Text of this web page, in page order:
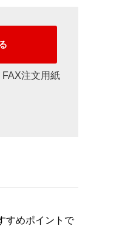
FAX注文用紙
すめポイントで